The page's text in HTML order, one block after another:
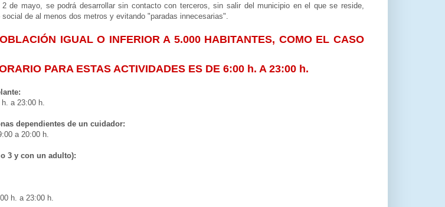
de mayo, se podrá desarrollar sin contacto con terceros, sin salir del municipio en el que se reside,
de al menos dos metros y evitando "paradas innecesarias".
IGUAL O INFERIOR A 5.000 HABITANTES, COMO EL CASO
PARA ESTAS ACTIVIDADES ES DE 6:00 h. A 23:00 h.
a 23:00 h.
dependientes de un cuidador:
a 20:00 h.
3 y con un adulto):
h. a 23:00 h.